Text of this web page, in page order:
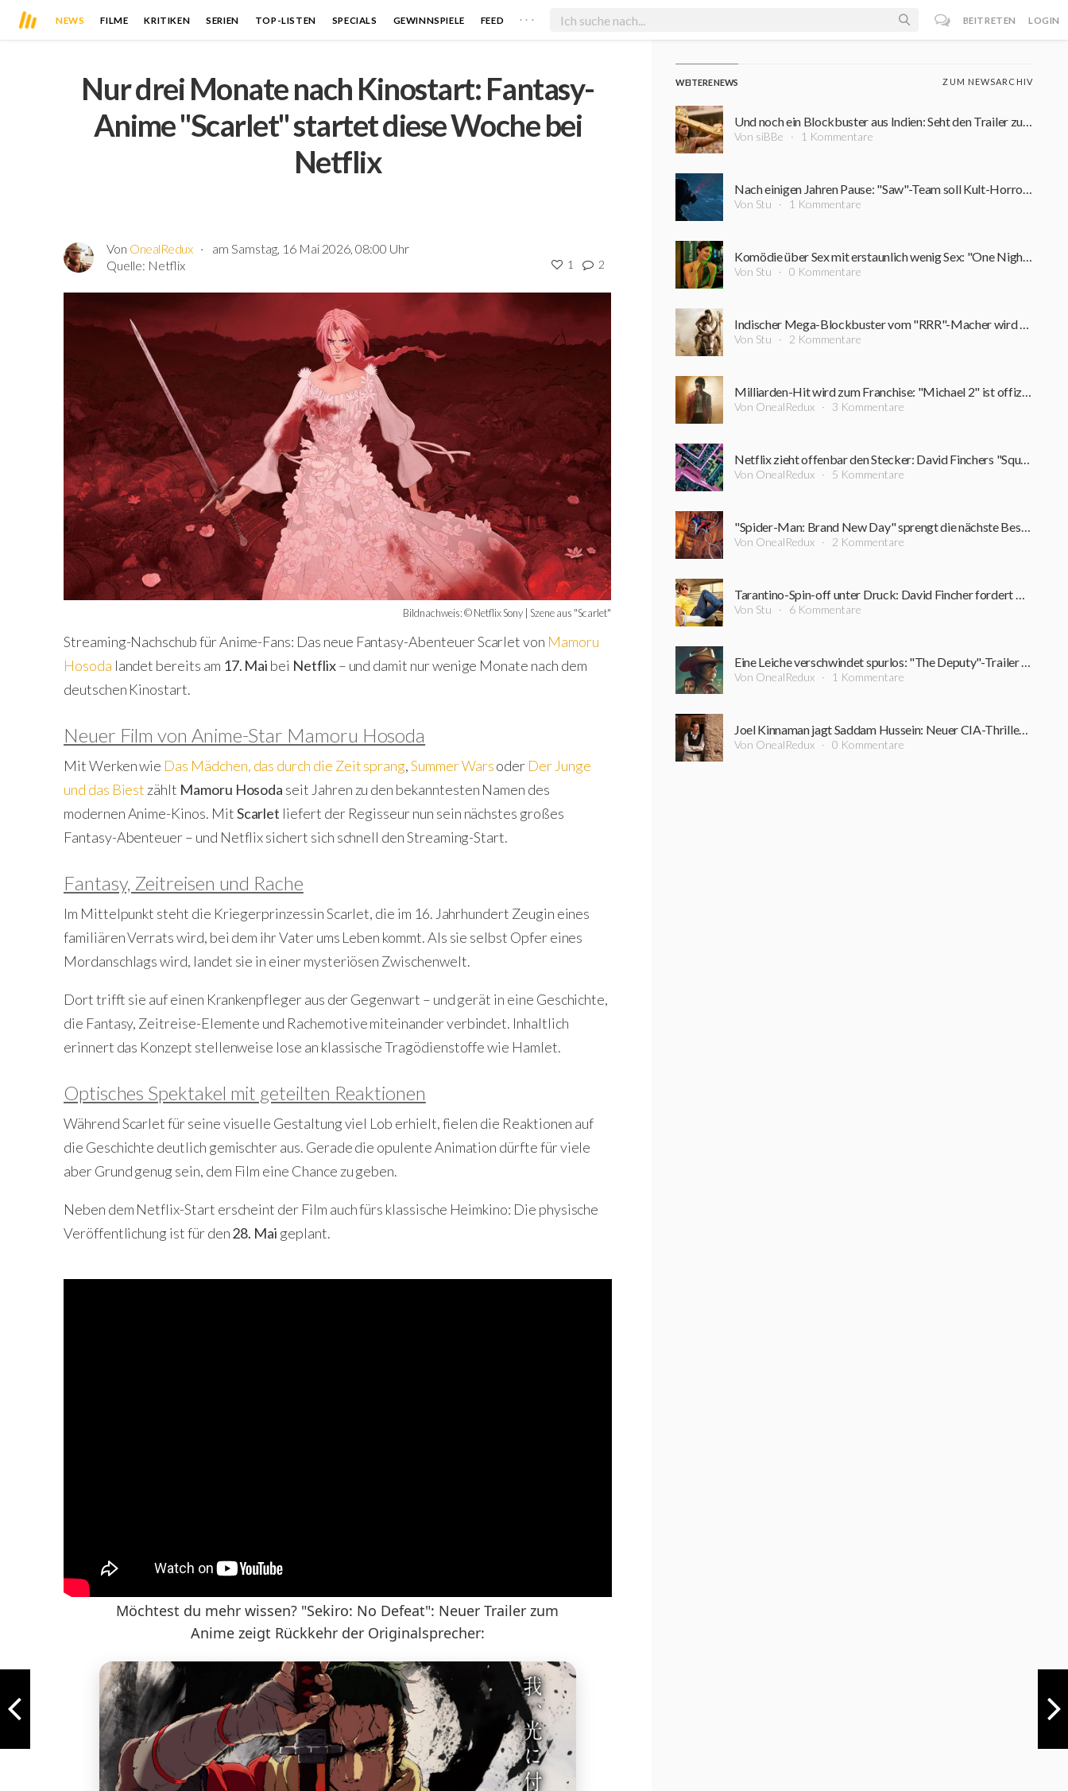
NEWS FILME KRITIKEN SERIEN TOP-LISTEN SPECIALS GEWINNSPIELE FEED . . . BEITRETEN LOGIN
Nur drei Monate nach Kinostart: Fantasy-
Anime "Scarlet" startet diese Woche bei
Netflix
Von OnealRedux
am Samstag, 16 Mai 2026, 08:00 Uhr
Quelle: Netflix 1 2
Bildnachweis: © Netflix Sony | Szene aus "Scarlet"
Streaming-Nachschub für Anime-Fans: Das neue Fantasy-AbenteuerScarletvon Mamoru
Hosoda landet bereits am 17. Mai bei Netflix– und damit nur wenige Monate nach dem
deutschen Kinostart.
Neuer Film von Anime-Star Mamoru Hosoda
Mit Werken wie Das Mädchen, das durch die Zeit sprang,Summer Warsoder Der Junge
und das Biest zählt Mamoru Hosoda seit Jahren zu den bekanntesten Namen des
modernen Anime-Kinos. MitScarlet liefert der Regisseur nun sein nächstes großes
Fantasy-Abenteuer – und Netflix sichert sich schnell den Streaming-Start.
Fantasy, Zeitreisen und Rache
Im Mittelpunkt steht die Kriegerprinzessin Scarlet, die im 16. Jahrhundert Zeugin eines
familiären Verrats wird, bei dem ihr Vater ums Leben kommt. Als sie selbst Opfer eines
Mordanschlags wird, landet sie in einer mysteriösen Zwischenwelt.
Dort trifft sie auf einen Krankenpfleger aus der Gegenwart – und gerät in eine Geschichte,
die Fantasy, Zeitreise-Elemente und Rachemotive miteinander verbindet. Inhaltlich
erinnert das Konzept stellenweise lose an klassische Tragödienstoffe wie Hamlet.
Optisches Spektakel mit geteilten Reaktionen
Während Scarlet für seine visuelle Gestaltung viel Lob erhielt, fielen die Reaktionen auf
die Geschichte deutlich gemischter aus. Gerade die opulente Animation dürfte für viele
aber Grund genug sein, dem Film eine Chance zu geben.
Neben dem Netflix-Start erscheint der Film auch fürs klassische Heimkino: Die physische
Veröffentlichung ist für den28. Mai geplant.
Möchtest du mehr wissen? "Sekiro: No Defeat": Neuer Trailer zum
Anime zeigt Rückkehr der Originalsprecher:
WEITERE NEWS ZUM NEWSARCHIV
Und noch ein Blockbuster aus Indien: Seht den Trailer zum Fantasy-Epos "Ramayana: Part I"
Von siBBe 1 Kommentare
Nach einigen Jahren Pause: "Saw"-Team soll Kult-Horrorfigur zurück auf die Leinwand bringen
Von Stu 1 Kommentare
Komödie über Sex mit erstaunlich wenig Sex: "One Night Only"-Regisseur erklärt entfernte Nacktszenen
Von Stu 0 Kommentare
Indischer Mega-Blockbuster vom "RRR"-Macher wird komplett für IMAX gedreht
Von Stu 2 Kommentare
Milliarden-Hit wird zum Franchise: "Michael 2" ist offiziell in Arbeit – erster Zeitplan steht
Von OnealRedux 3 Kommentare
Netflix zieht offenbar den Stecker: David Finchers "Squid Game"-Projekt steht vor dem Aus
Von OnealRedux 5 Kommentare
"Spider-Man: Brand New Day" sprengt die nächste Bestmarke: Diesen Kino-Rekord schaffte zuvor kein Film
Von OnealRedux 2 Kommentare
Tarantino-Spin-off unter Druck: David Fincher fordert Nachdrehs für 200-Millionen-Dollar-Film
Von Stu 6 Kommentare
Eine Leiche verschwindet spurlos: "The Deputy"-Trailer führt in einen Sumpf aus Korruption und Verbrechen
Von OnealRedux 1 Kommentare
Joel Kinnaman jagt Saddam Hussein: Neuer CIA-Thriller startet bereits im September
Von OnealRedux 0 Kommentare